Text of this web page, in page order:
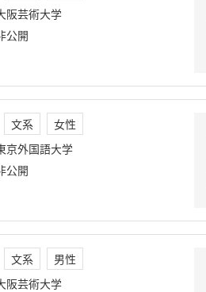
阪芸術大学
公開
文系
女性
京外国語大学
公開
文系
男性
阪芸術大学